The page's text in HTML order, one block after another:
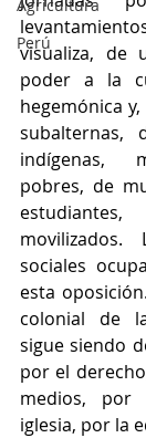
Agricultura
Perú
visualiza, de
poder a la
hegemónica
subalternas,
indígenas,
pobres, de
sociales
esta
colonial de
sigue siendo
por el
medios,
iglesia, por la